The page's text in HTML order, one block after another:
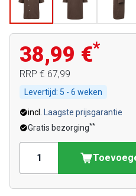
38,99 €*
RRP € 67,99
Levertijd: 5 - 6 weken
incl.
Laagste prijsgarantie
Gratis bezorging**